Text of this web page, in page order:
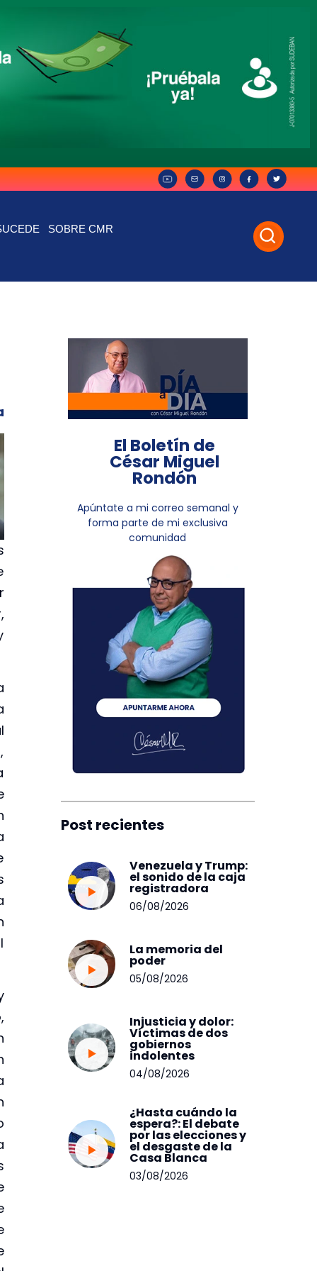
SOBRE CMR
El Boletín de
César Miguel
Rondón
Apúntate a mi correo semanal y
forma parte de mi exclusiva
comunidad
Post recientes
Venezuela y Trump:
el sonido de la caja
registradora
06/08/2026
La memoria del
poder
05/08/2026
Injusticia y dolor:
Víctimas de dos
gobiernos
indolentes
04/08/2026
¿Hasta cuándo la
espera?: El debate
por las elecciones y
el desgaste de la
Casa Blanca
03/08/2026